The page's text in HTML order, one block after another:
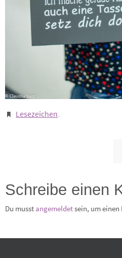
Lesezeichen.
Schreibe einen
Du musst angemeldetsein, um